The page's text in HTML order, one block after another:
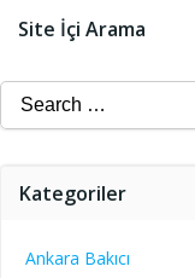
Site İçi Arama
Search
for:
Kategoriler
Ankara Bakıcı